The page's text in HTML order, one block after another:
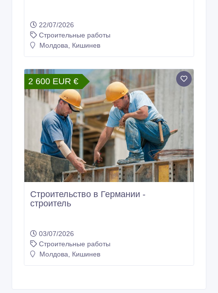
22/07/2026
Строительные работы
Молдова, Кишинев
2 600 EUR €
Строительство в Германии -
строитель
03/07/2026
Строительные работы
Молдова, Кишинев